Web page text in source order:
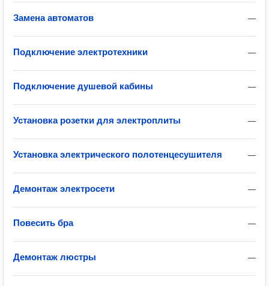
—
Замена автоматов
—
Подключение электротехники
—
Подключение душевой кабины
—
Установка розетки для электроплиты
—
Установка электрического полотенцесушителя
—
Демонтаж электросети
—
Повесить бра
—
Демонтаж люстры